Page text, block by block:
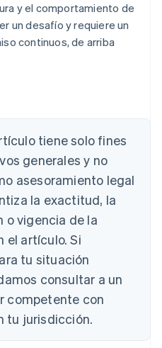
y el comportamiento de
un desafío y requiere un
continuos, de arriba
tiene solo fines
generales y no
asesoramiento legal
la exactitud, la
o vigencia de la
el artículo. Si
tu situación
consultar a un
competente con
tu jurisdicción.